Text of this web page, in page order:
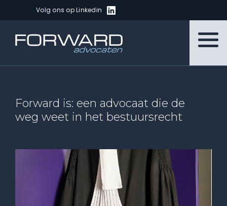
Volg ons op Linkedin
Forward is: een advocaat die de
weg weet in het bestuursrecht